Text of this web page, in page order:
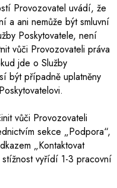
Provozovatel uvádí, že
a ani nemůže být smluvní
Poskytovatele, není
vůči Provozovateli práva
jde o Služby
být případně uplatněny
vůči Provozovateli
sekce „Podpora“,
„Kontaktovat
vyřídí 1-3 pracovní